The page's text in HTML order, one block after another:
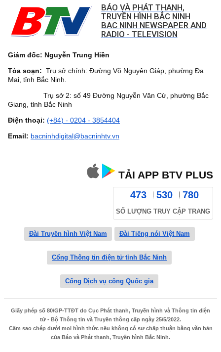
BÁO VÀ PHÁT THANH,
TRUYỀN HÌNH BẮC NINH
BAC NINH NEWSPAPER AND
RADIO - TELEVISION
Giám đốc: Nguyễn Trung Hiền
Tòa soạn: Trụ sở chính: Đường Võ Nguyên Giáp, phường Đa
Mai, tỉnh Bắc Ninh.
Trụ sở 2: số 49 Đường Nguyễn Văn Cừ, phường Bắc
Giang, tỉnh Bắc Ninh
Điện thoại: (+84) - 0204 - 3854404
Email: bacninhdigital@bacninhtv.vn
TẢI APP BTV PLUS
473 530 780
SỐ LƯỢNG TRUY CẬP TRANG
Đài Truyền hình Việt Nam Đài Tiếng nói Việt Nam
Cổng Thông tin điện tử tỉnh Bắc Ninh
Cổng Dịch vụ công Quốc gia
Giấy phép số 80/GP-TTĐT do Cục Phát thanh, Truyền hình và Thông tin điện
tử - Bộ Thông tin và Truyền thông cấp ngày 25/5/2022.
Cấm sao chép dưới mọi hình thức nếu không có sự chấp thuận bằng văn bản
của Báo và Phát thanh, Truyền hình Bắc Ninh.